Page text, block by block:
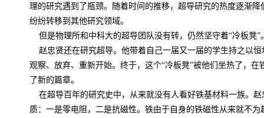
理的研究遇到了瓶颈。随着时间的推移，超导研究的热度逐渐
纷纷转移到其他研究领域。
但是物理所和中科大的超导团队没有转，仍然坚守着“冷板凳”
赵忠贤还在研究超导。他带着自己一届又一届的学生持之以
观察、放弃、重新开始。终于，这个“冷板凳”被他们坐热了，在
了新的篇章。
在超导百年的研究史中，从来就没有人看好铁基材料一族。
质：一是零电阻，二是抗磁性。铁由于自身的铁磁性从来就不